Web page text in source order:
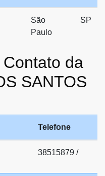
São
Paulo
SP
da
SANTOS
Telefone
38515879 /